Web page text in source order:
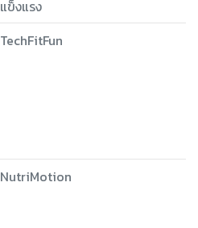
แข็งแรง
TechFitFun
NutriMotion